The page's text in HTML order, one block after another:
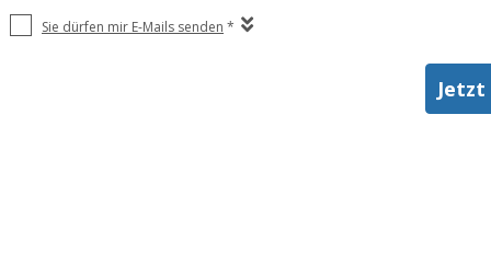
Sie dürfen mir E-Mails senden *